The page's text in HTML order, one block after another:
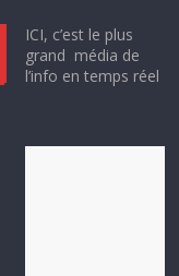
ICI, c’est le plus
grand média de
l’info en temps réel